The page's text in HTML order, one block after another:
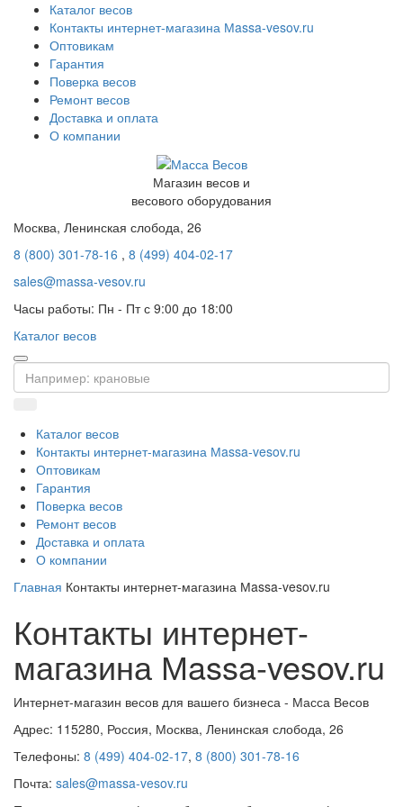
Каталог весов
Контакты интернет-магазина Мassa-vesov.ru
Оптовикам
Гарантия
Поверка весов
Ремонт весов
Доставка и оплата
О компании
Магазин весов и
весового оборудования
Москва, Ленинская слобода, 26
8 (800) 301-78-16 , 8 (499) 404-02-17
sales@massa-vesov.ru
Часы работы: Пн - Пт с 9:00 до 18:00
Каталог весов
Каталог весов
Контакты интернет-магазина Мassa-vesov.ru
Оптовикам
Гарантия
Поверка весов
Ремонт весов
Доставка и оплата
О компании
Главная Контакты интернет-магазина Мassa-vesov.ru
Контакты интернет-
магазина Мassa-vesov.ru
Интернет-магазин весов для вашего бизнеса - Масса Весов
Адрес: 115280, Россия, Москва, Ленинская слобода, 26
Телефоны: 8 (499) 404-02-17, 8 (800) 301-78-16
Почта: sales@massa-vesov.ru